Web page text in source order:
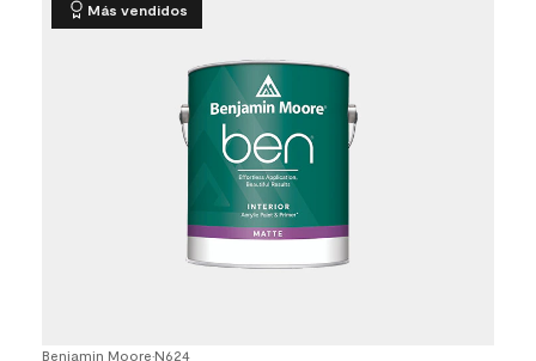
Más vendidos
Benjamin Moore•N624